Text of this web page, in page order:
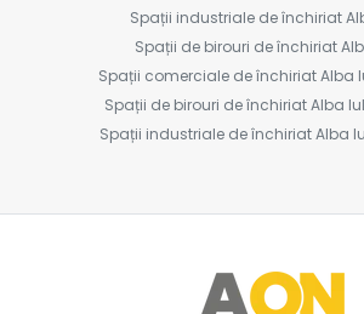
Spații industriale de închiriat
Spații de birouri de închiriat
Spații comerciale de închiriat Alba
Spații de birouri de închiriat Alba
Spații industriale de închiriat Alba